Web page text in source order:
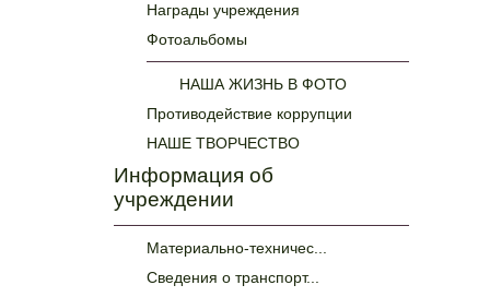
Награды учреждения
Фотоальбомы
НАША ЖИЗНЬ В ФОТО
Противодействие коррупции
НАШЕ ТВОРЧЕСТВО
Информация об
учреждении
Материально-техничес...
Сведения о транспорт...